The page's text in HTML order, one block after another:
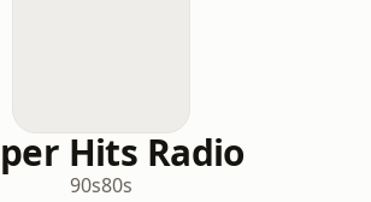
Hits Radio
90s80s